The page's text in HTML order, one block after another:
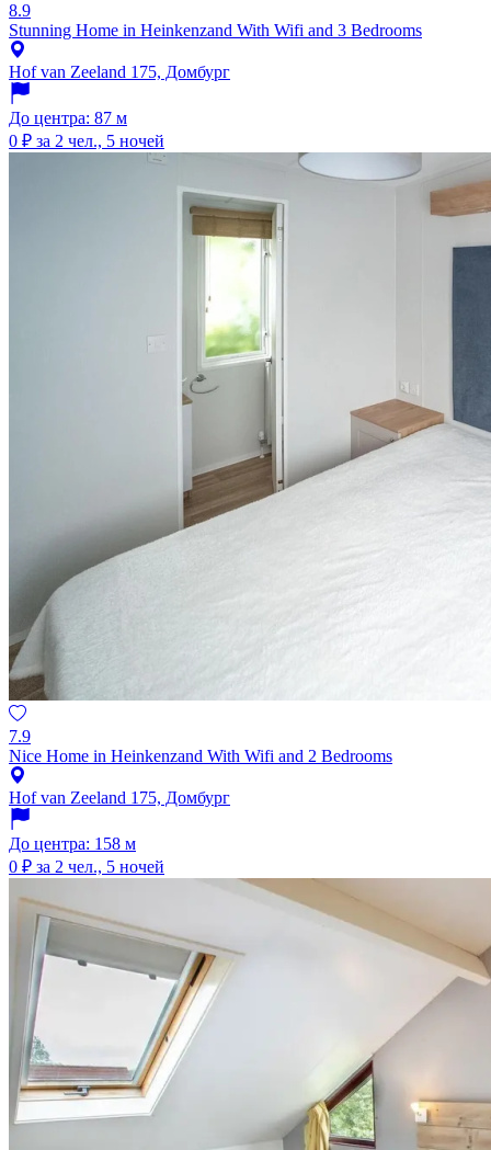
8.9
Stunning Home in Heinkenzand With Wifi and 3 Bedrooms
Hof van Zeeland 175, Домбург
До центра: 87 м
0 ₽ за 2 чел., 5 ночей
7.9
Nice Home in Heinkenzand With Wifi and 2 Bedrooms
Hof van Zeeland 175, Домбург
До центра: 158 м
0 ₽ за 2 чел., 5 ночей